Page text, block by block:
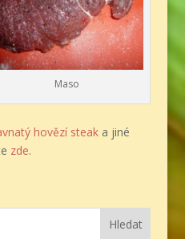
Maso
hovězí steaka jiné
zde.
Hledat